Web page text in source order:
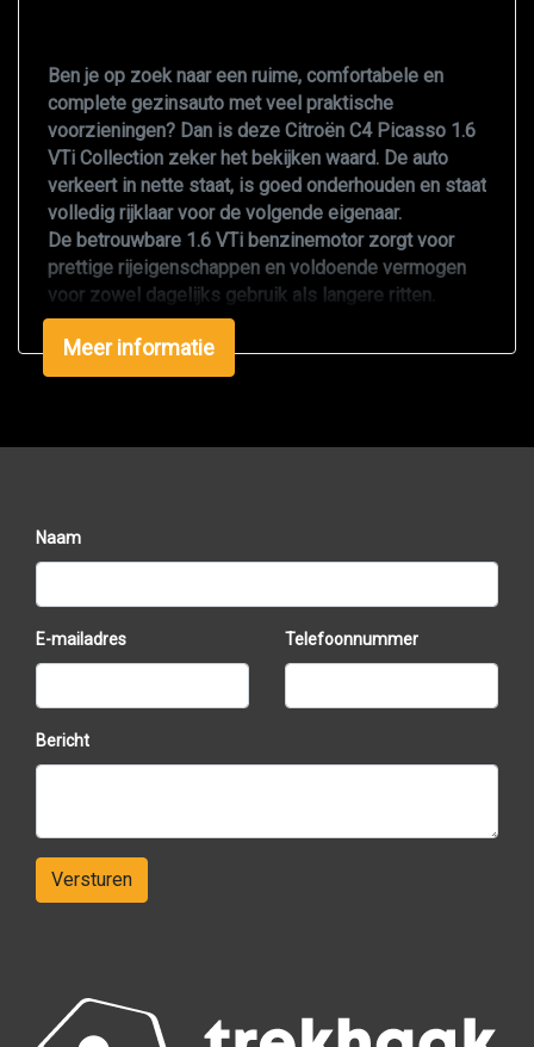
Airco
Bestuurdersstoel in hoogte verstelbaar
Elektrische ramen voor
Stuur verstelbaar
Ben je op zoek naar een ruime, comfortabele en
complete gezinsauto met veel praktische
voorzieningen? Dan is deze Citroën C4 Picasso 1.6
VTi Collection zeker het bekijken waard. De auto
verkeert in nette staat, is goed onderhouden en staat
volledig rijklaar voor de volgende eigenaar.
De betrouwbare 1.6 VTi benzinemotorzorgt voor
prettige rijeigenschappen en voldoende vermogen
voor zowel dagelijks gebruik als langere ritten.
Dankzij de hoge zit, het royale interieur en de
comfortabele vering is iedere rit ontspannen. De
auto rijdt, schakelt en stuurt zoals het hoort.
Nieuwe APK:Gekeurd tot1 maart 2027.
Originele Citroën radio/CD-speler.
Boordcomputer met multifunctioneel display.
Elektrische ramen.
2 originele sleutels.
Originele boordmap, instructieboekjes en
onderhoudsboekje aanwezig.
De motor is rond de
gereviseerd
. Sindsdien heeft de auto
Meer informatie
Naam
E-mailadres Telefoonnummer
Bericht
Versturen